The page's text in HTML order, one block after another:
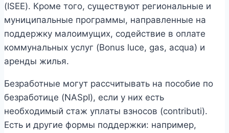
(ISEE). Кроме того, существуют региональные и
муниципальные программы, направленные на
поддержку малоимущих, содействие в оплате
коммунальных услуг (Bonus luce, gas, acqua) и
аренды жилья.
Безработные могут рассчитывать на пособие по
безработице (NASpI), если у них есть
необходимый стаж уплаты взносов (contributi).
Есть и другие формы поддержки: например,